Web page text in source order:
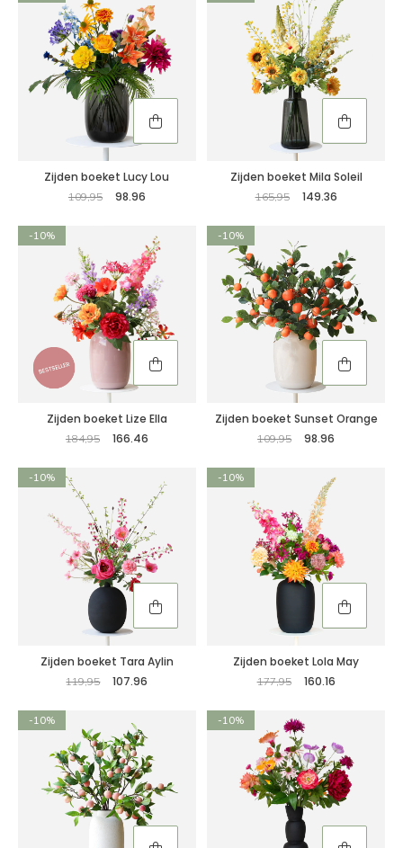
Zijden boeket Lucy Lou
109,95 98.96
Zijden boeket Mila Soleil
165,95 149.36
-10%
Zijden boeket Lize Ella
184,95 166.46
-10%
Zijden boeket Sunset Orange
109,95 98.96
-10%
Zijden boeket Tara Aylin
119,95 107.96
-10%
Zijden boeket Lola May
177,95 160.16
-10% -10%